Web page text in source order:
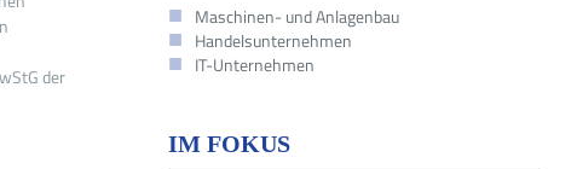
der
Maschinen- und Anlagenbau
Handelsunternehmen
IT-Unternehmen
IM FOKUS